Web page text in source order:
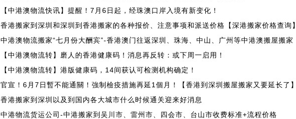
【中港澳物流快讯】提醒！7月6日起，经珠澳口岸入境有新变化！
香港搬家到深圳和深圳到香港搬家的各种报价、注意事项和派送价格【深港搬家价格查询】
中港澳物流搬家“七月份大酬宾”-香港澳门往返深圳、珠海、中山、广州等中港澳搬屋搬家
【中港澳物流转】磨人的香港健康码！消息再反转：或下周一启用！
【中港澳物流转】港版健康码，14间获认可检测机构确定！
官宣！6月7日暫不能通關！強制檢疫措施再延1個月！【香港到深圳搬屋搬家又要延长了】
香港搬家到深圳以及到国内各大城市什么时候通关迎来好消息
中港物流货运公司-中港搬家到吴川市、雷州市、四会市、台山市收费标准+流程价格